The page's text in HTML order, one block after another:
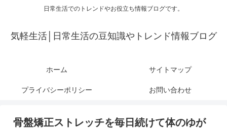
日常生活でのトレンドやお役立ち情報ブログです。
気軽生活│日常生活の豆知識やトレンド情報ブログ
ホーム サイトマップ
プライバシーポリシー お問い合わせ
骨盤矯正ストレッチを毎日続けて体のゆが